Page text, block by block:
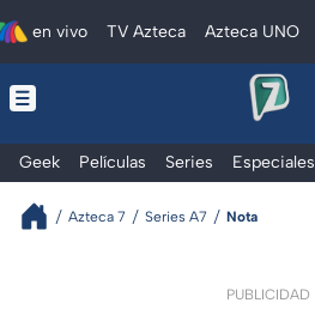
en vivo TV Azteca Azteca UNO
Geek Películas Series Especiales
Azteca 7 Series A7 Nota
PUBLICIDAD